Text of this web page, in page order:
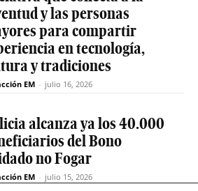
y las personas
para compartir
en tecnología,
y tradiciones
EM - julio 16, 2026
alcanza ya los 40.000
del Bono
no Fogar
EM - julio 15, 2026